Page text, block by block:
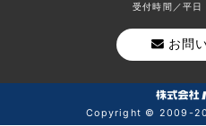
受付時間／平
お問
Copyright © 2009-